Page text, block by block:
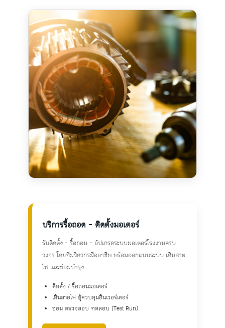
บริการรื้อถอด - ติดตั้งมอเตอร์
รับติดตั้ง - รื้อถอน - อัปเกรดระบบมอเตอร์โรงงานครบ
วงจร โดยทีมวิศวกรมืออาชีพ พร้อมออกแบบระบบ เดินสาย
ไฟ และซ่อมบำรุง
ติดตั้ง / รื้อถอนมอเตอร์
เดินสายไฟ ตู้ควบคุมอินเวอร์เตอร์
ซ่อม ตรวจสอบ ทดสอบ (Test Run)